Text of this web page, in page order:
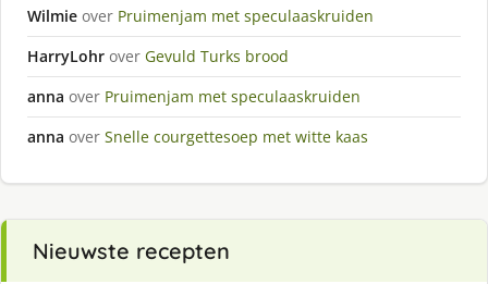
Wilmie over Pruimenjam met speculaaskruiden
HarryLohr over Gevuld Turks brood
anna over Pruimenjam met speculaaskruiden
anna over Snelle courgettesoep met witte kaas
Nieuwste recepten